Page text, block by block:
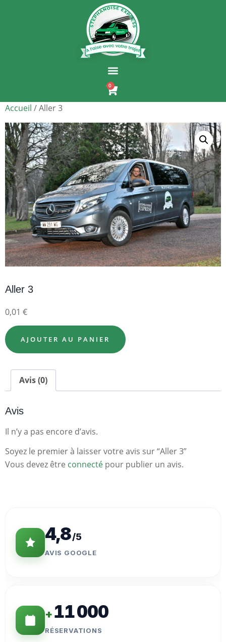
0
Accueil / Aller 3
Aller 3
0,01 €
AJOUTER AU PANIER
Avis (0)
Avis
Il n’y a pas encore d’avis.
Soyez le premier à laisser votre avis sur “Aller 3”
Vous devez être connecté pour publier un avis.
4,8/5
AVIS GOOGLE
+11 000
RÉSERVATIONS